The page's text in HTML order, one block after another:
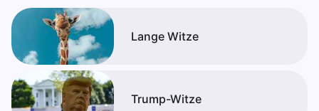
Lange Witze
Trump-Witze